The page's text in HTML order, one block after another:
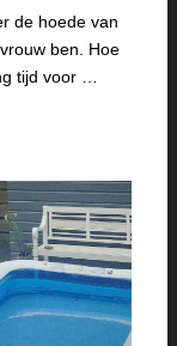
de hoede van
ben. Hoe
tijd voor …